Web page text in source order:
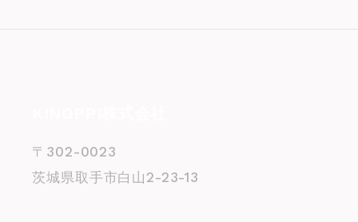
〒302-0023
茨城県取手市白山2-23-13